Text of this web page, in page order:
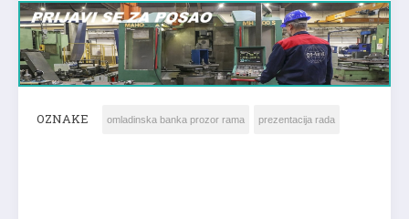
OZNAKE omladinska banka prozor rama prezentacija rada